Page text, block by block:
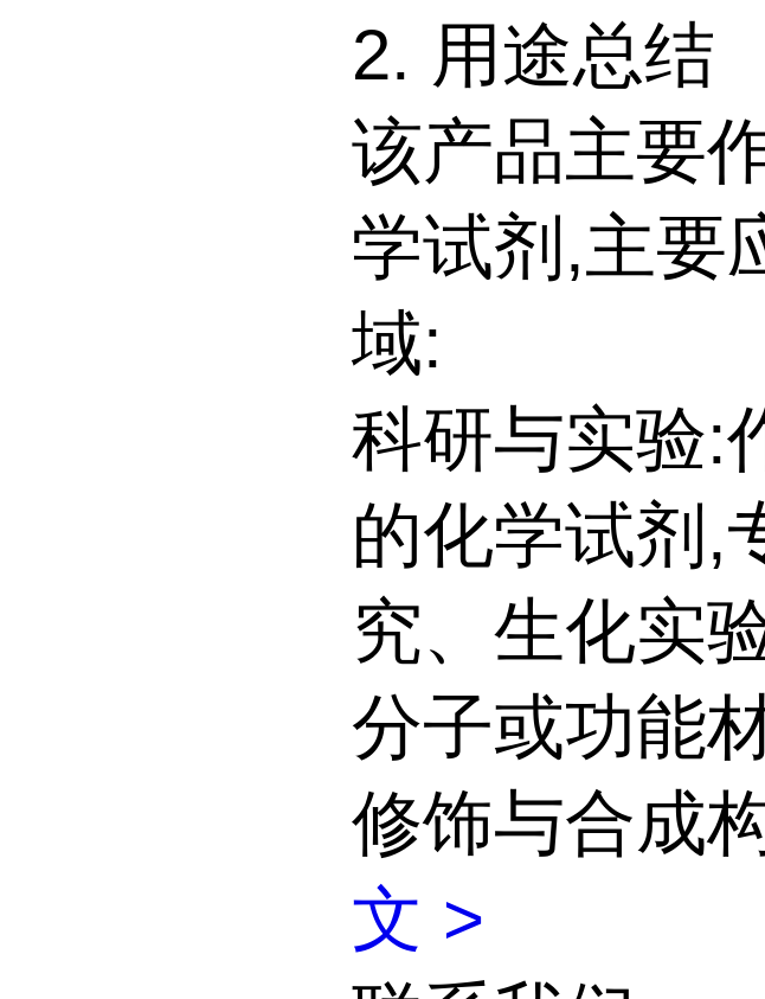
2. 用途总结
该产品主要
学试剂,主要
域:
科研与实验:
的化学试剂,
究、生化实
分子或功能
修饰与合成
文 >